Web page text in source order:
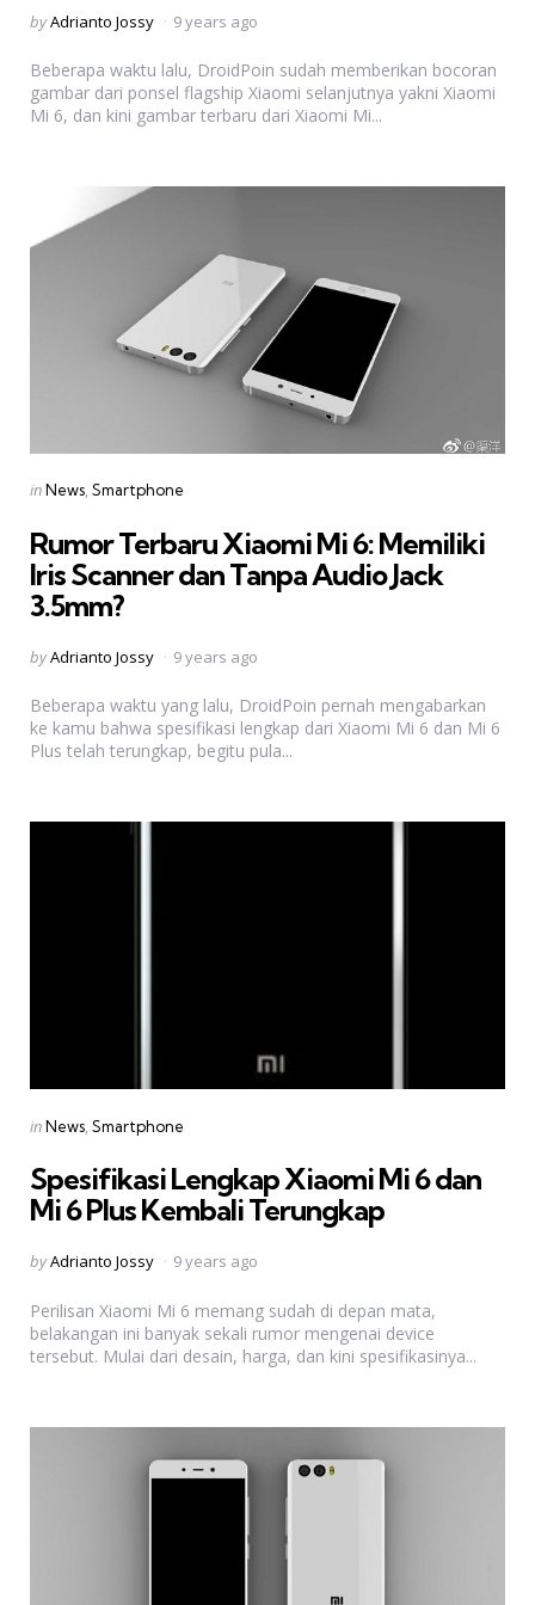
Posted
byAdrianto Jossy 9 years ago
Beberapa waktu lalu, DroidPoin sudah memberikan bocoran
gambar dari ponsel flagship Xiaomi selanjutnya yakni Xiaomi
Mi 6, dan kini gambar terbaru dari Xiaomi Mi...
Categories
Posted
inNews Smartphone
Rumor Terbaru Xiaomi Mi 6: Memiliki
Iris Scanner dan Tanpa Audio Jack
3.5mm?
Posted
byAdrianto Jossy 9 years ago
Beberapa waktu yang lalu, DroidPoin pernah mengabarkan
ke kamu bahwa spesifikasi lengkap dari Xiaomi Mi 6 dan Mi 6
Plus telah terungkap, begitu pula...
Categories
Posted
inNews Smartphone
Spesifikasi Lengkap Xiaomi Mi 6 dan
Mi 6 Plus Kembali Terungkap
Posted
byAdrianto Jossy 9 years ago
Perilisan Xiaomi Mi 6 memang sudah di depan mata,
belakangan ini banyak sekali rumor mengenai device
tersebut. Mulai dari desain, harga, dan kini spesifikasinya...